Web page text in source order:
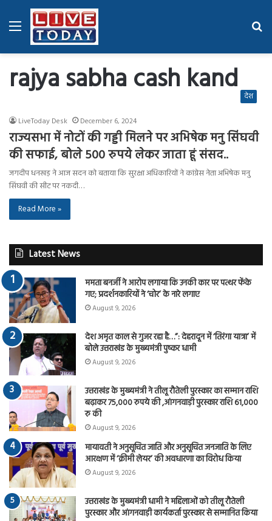
Menu
rajya sabha cash kand देश
LiveToday Desk December 6, 2024
राज्यसभा में नोटों की गड्डी मिलने पर अभिषेक मनु सिंघवी
की सफाई, बोले 500 रुपये लेकर जाता हूं संसद..
जगदीप धनखड़ ने आज सदन को बताया कि सुरक्षा अधिकारियों ने कांग्रेस नेता अभिषेक मनु
सिंघवी की सीट पर नकदी…
Read More »
Latest News
ममता बनर्जी ने आरोप लगाया कि उनकी कार पर पत्थर फेंके
गए; प्रदर्शनकारियों ने ‘चोर’ के नारे लगाए
August 9, 2026
देश अमृत काल से गुजर रहा है…”: देहरादून में ‘तिरंगा यात्रा’ में
बोले उत्तराखंड के मुख्यमंत्री पुष्कर धामी
August 9, 2026
उत्तराखंड के मुख्यमंत्री ने तीलू रौतेली पुरस्कार का सम्मान राशि
बढ़ाकर 75,000 रुपये की ,आंगनवाड़ी पुरस्कार राशि 61,000
रु की
August 9, 2026
मायावती ने अनुसूचित जाति और अनुसूचित जनजाति के लिए
आरक्षण में ‘क्रीमी लेयर’ की अवधारणा का विरोध किया
August 9, 2026
उत्तराखंड के मुख्यमंत्री धामी ने महिलाओं को तीलू रौतेली
पुरस्कार और आंगनवाड़ी कार्यकर्ता पुरस्कार से सम्मानित किया